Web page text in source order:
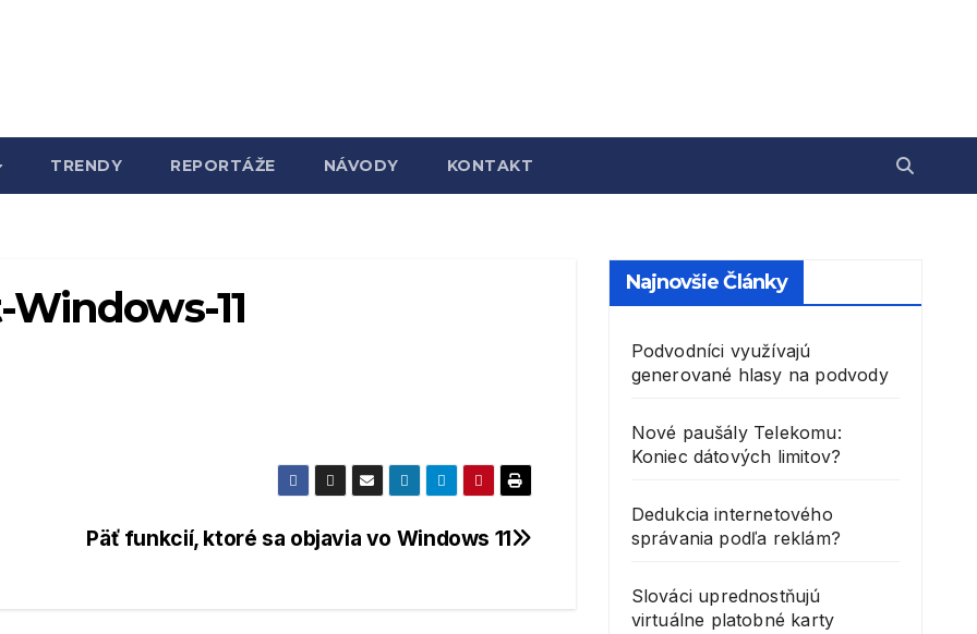
TRENDY REPORTÁŽE NÁVODY KONTAKT
11
Päť funkcií, ktoré sa objavia vo Windows 11
Najnovšie Články
Podvodníci využívajú
generované hlasy na podvody
Nové paušály Telekomu:
Koniec dátových limitov?
Dedukcia internetového
správania podľa reklám?
Slováci uprednostňujú
virtuálne platobné karty